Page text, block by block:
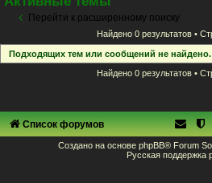
Перейти к расширенному поиску
Найдено 0 результатов •
Подходящих тем или сообщений не найдено.
Найдено 0 результатов •
Список форумов
Создано на основе phpBB® Forum
Русская поддержка